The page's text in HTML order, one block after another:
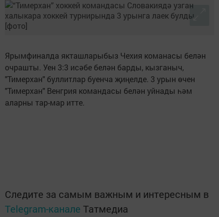
Ярымфиналда якташларыбыз Чехия команасы белән
очрашты. Уен 3:3 исәбе белән барды, кызганыч,
"Тимерхан" буллитлар буенча җиңелде. 3 урын өчен
"Тимерхан" Венгрия командасы белән уйнады һәм
аларны тар-мар итте.
Следите за самым важным и интересным в
Telegram-канале Татмедиа